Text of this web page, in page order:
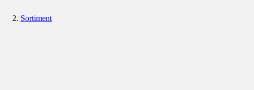
Sortiment